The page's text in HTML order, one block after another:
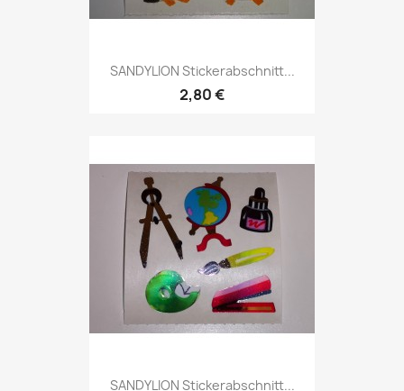
SANDYLION Stickerabschnitt...
2,80 €
SANDYLION Stickerabschnitt...